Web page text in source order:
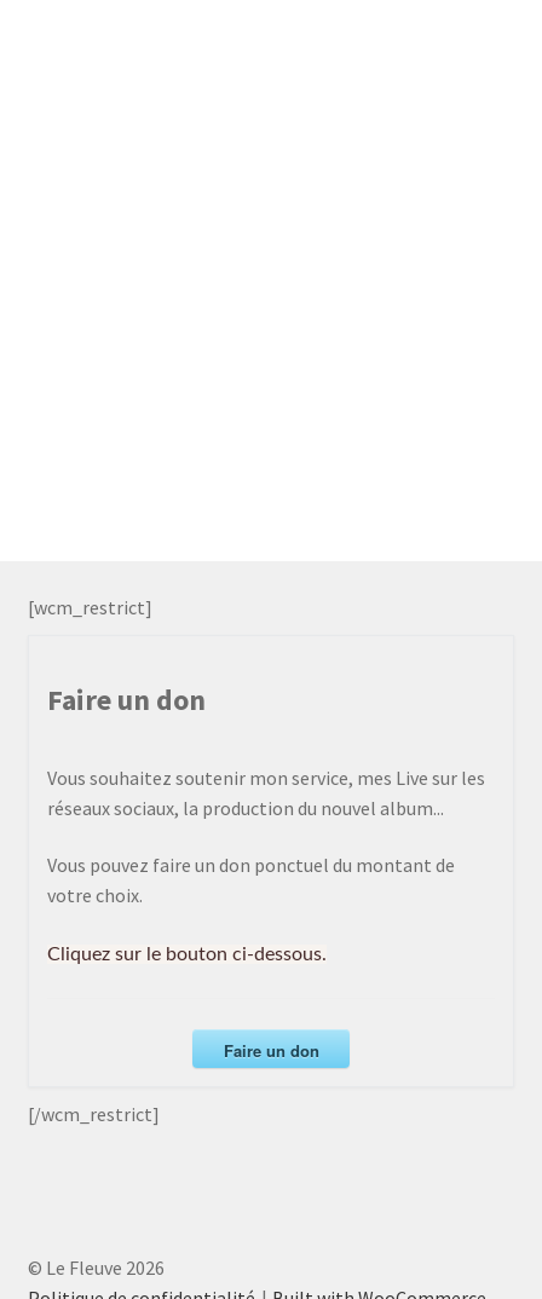
[wcm_restrict]
Faire un don
Vous souhaitez soutenir mon service, mes Live sur les
réseaux sociaux, la production du nouvel album...
Vous pouvez faire un don ponctuel du montant de
votre choix.
Cliquez sur le bouton ci-dessous.
Faire un don
[/wcm_restrict]
© Le Fleuve 2026